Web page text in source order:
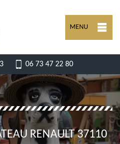
MENU
06 73 47 22 80
RENAULT 37110